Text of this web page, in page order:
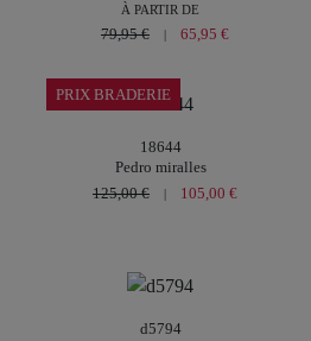
À PARTIR DE
79,95 € 65,95 €
PRIX BRADERIE
18644
Pedro miralles
125,00 €
| 105,00 €
d5794